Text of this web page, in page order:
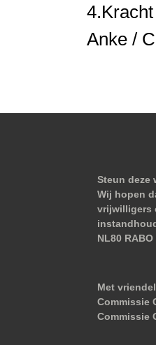
4.
Anke /
Steun deze
Wij hopen
vrijwilligers
NL80
Met
Commissie
Commissie